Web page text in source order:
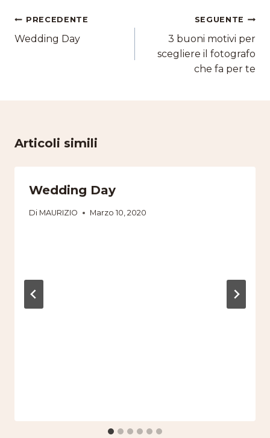
Navigazione
articoli
PRECEDENTE
Wedding Day
SEGUENTE
3 buoni motivi per
scegliere il fotografo
che fa per te
Articoli simili
Wedding Day
Di MAURIZIO Marzo 10, 2020